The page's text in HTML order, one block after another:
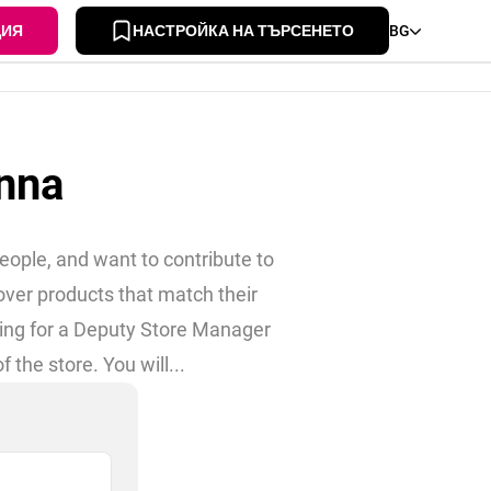
НАСТРОЙКА НА ТЪРСЕНЕТО BG
and want to contribute to
products that match their
for a Deputy Store Manager
the store. You will...